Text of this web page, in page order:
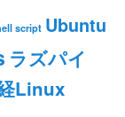
script Ubuntu
ラズパイ
Linux